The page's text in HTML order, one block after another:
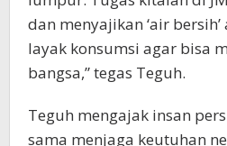
dan menyajikan ‘air
layak konsumsi agar bisa
bangsa,” tegas Teguh.
Teguh mengajak insan
sama menjaga keutuhan